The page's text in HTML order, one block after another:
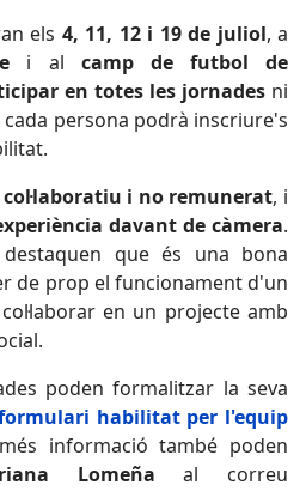
els 4, 11, 12 i 19 de juliol, a
i al camp de futbol de
en totes les jornades ni
persona podrà inscriure's
i no remunerat, i
davant de càmera.
que és una bona
de prop el funcionament d'un
en un projecte amb
poden formalitzar la seva
habilitat per l'equip
informació també poden
Lomeña al correu